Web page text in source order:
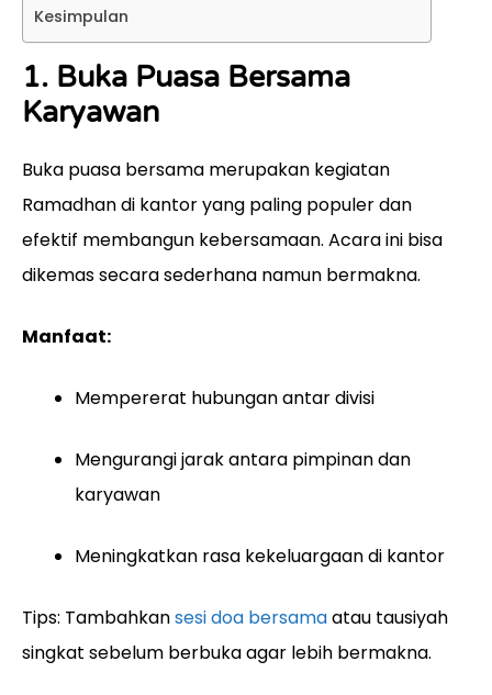
Kesimpulan
1. Buka Puasa Bersama
Karyawan
Buka puasa bersama merupakan kegiatan
Ramadhan di kantor yang paling populer dan
efektif membangun kebersamaan. Acara ini bisa
dikemas secara sederhana namun bermakna.
Manfaat:
Mempererat hubungan antar divisi
Mengurangi jarak antara pimpinan dan
karyawan
Meningkatkan rasa kekeluargaan di kantor
Tips: Tambahkansesi doa bersamaatau tausiyah
singkat sebelum berbuka agar lebih bermakna.